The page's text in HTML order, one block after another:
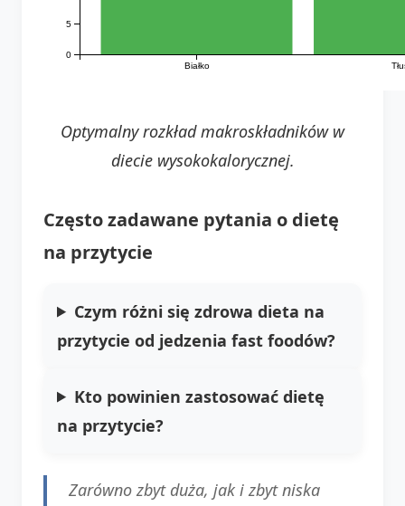
Białko
0
5
Optymalny rozkład makroskładników w
diecie wysokokalorycznej.
Często zadawane pytania o dietę
na przytycie
Czym różni się zdrowa dieta na
przytycie od jedzenia fast foodów?
Kto powinien zastosować dietę
na przytycie?
Zarówno zbyt duża, jak i zbyt niska